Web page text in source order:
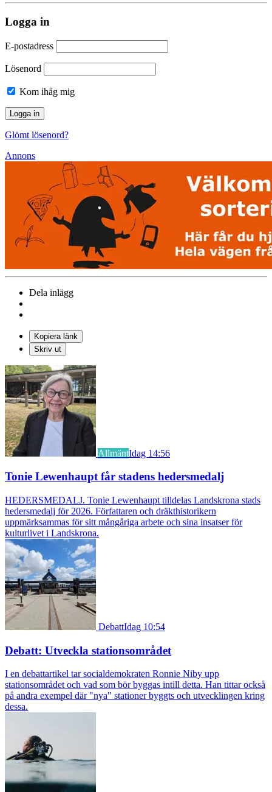
Logga in
E-postadress
Lösenord
Kom ihåg mig
Glömt lösenord?
Annons
Dela inlägg
Kopiera länk
Skriv ut
AllmäntIdag 14:56
Tonie Lewenhaupt får stadens hedersmedalj
HEDERSMEDALJ. Tonie Lewenhaupt tilldelas Landskrona stads
hedersmedalj för 2026. Författaren och dräkthistorikern
uppmärksammas för sitt mångåriga arbete och sina insatser för
kulturlivet i Landskrona.
DebattIdag 10:54
Debatt: Utveckla stationsområdet
I en debattartikel tar socialdemokraten Ronnie Niby upp
stationsområdet och vad som bör byggas intill detta. Han tittar också
på andra exempel där "nya" stationer byggts och utvecklingen kring
dessa.